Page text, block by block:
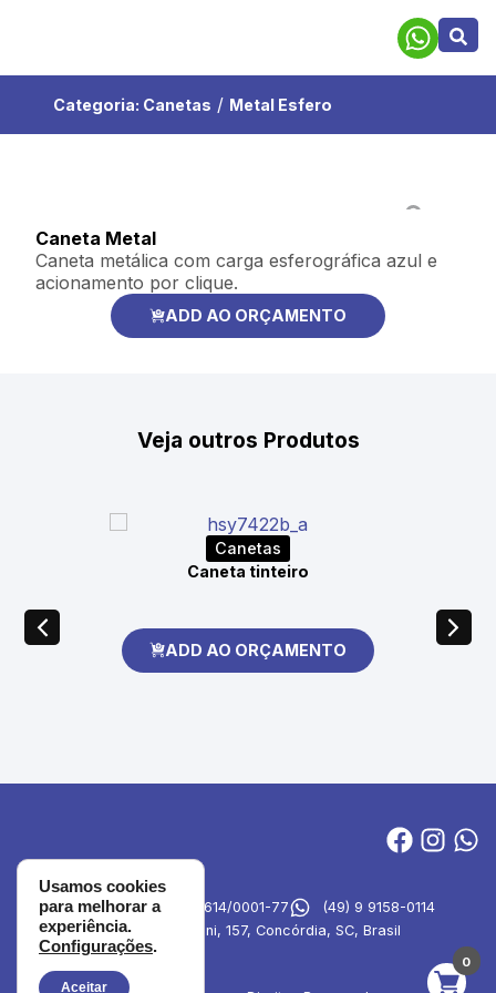
Categoria: Canetas / Metal Esfero
Caneta Metal
Caneta metálica com carga esferográfica azul e
acionamento por clique.
ADD AO ORÇAMENTO
Veja outros Produtos
Canetas
Caneta tinteiro
ADD AO ORÇAMENTO
MVA Brindes27.694.614/0001-77
(49) 9 9158-0114
Rua Emilia Simioni, 157, Concórdia, SC, Brasil
0
Usamos cookies
para melhorar a
experiência.
Configurações.
Aceitar